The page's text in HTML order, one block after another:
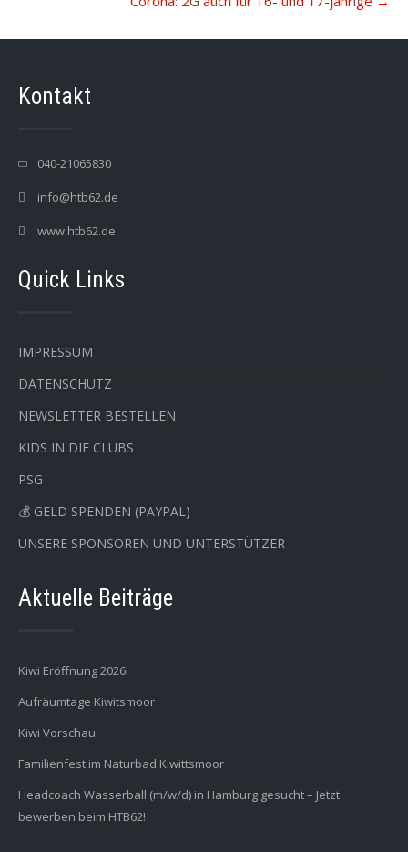
Kontakt
040-21065830
info@htb62.de
www.htb62.de
Quick Links
IMPRESSUM
DATENSCHUTZ
NEWSLETTER BESTELLEN
KIDS IN DIE CLUBS
PSG
💰 GELD SPENDEN (PAYPAL)
UNSERE SPONSOREN UND UNTERSTÜTZER
Aktuelle Beiträge
Kiwi Eröffnung 2026!
Aufräumtage Kiwitsmoor
Kiwi Vorschau
Familienfest im Naturbad Kiwittsmoor
Headcoach Wasserball (m/w/d) in Hamburg gesucht – Jetzt
bewerben beim HTB62!